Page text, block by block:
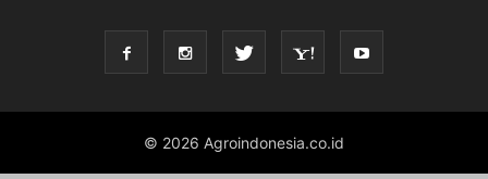
© 2026 Agroindonesia.co.id